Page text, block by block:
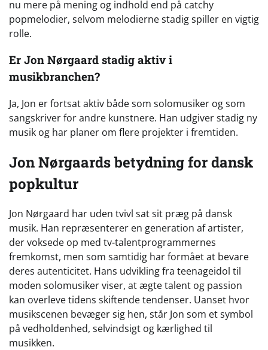
nu mere på mening og indhold end på catchy
popmelodier, selvom melodierne stadig spiller en vigtig
rolle.
Er Jon Nørgaard stadig aktiv i
musikbranchen?
Ja, Jon er fortsat aktiv både som solomusiker og som
sangskriver for andre kunstnere. Han udgiver stadig ny
musik og har planer om flere projekter i fremtiden.
Jon Nørgaards betydning for dansk
popkultur
Jon Nørgaard har uden tvivl sat sit præg på dansk
musik. Han repræsenterer en generation af artister,
der voksede op med tv-talentprogrammernes
fremkomst, men som samtidig har formået at bevare
deres autenticitet. Hans udvikling fra teenageidol til
moden solomusiker viser, at ægte talent og passion
kan overleve tidens skiftende tendenser. Uanset hvor
musikscenen bevæger sig hen, står Jon som et symbol
på vedholdenhed, selvindsigt og kærlighed til
musikken.